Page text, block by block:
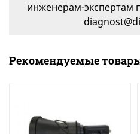
инженерам-экспертам
Рекомендуемые